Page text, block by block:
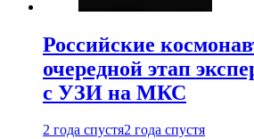
Российские
очередной этап
с УЗИ на МКС
2 года спустя2 года спустя